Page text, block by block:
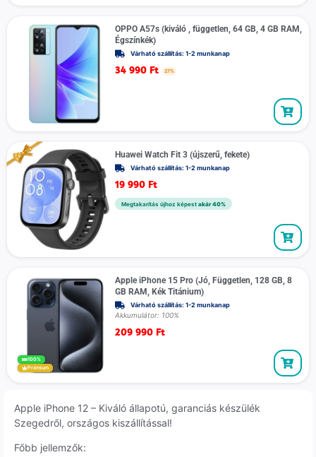
OPPO A57s (kiváló , független, 64 GB, 4 GB RAM,
Égszínkék)
Várható szállítás: 1-2 munkanap
34 990 Ft 27%
Huawei Watch Fit 3 (újszerű, fekete)
Várható szállítás: 1-2 munkanap
19 990 Ft
Megtakarítás újhoz képest akár 40%
100%
Prémium
Apple iPhone 15 Pro (Jó, Független, 128 GB, 8
GB RAM, Kék Titánium)
Várható szállítás: 1-2 munkanap
Akkumulátor: 100%
209 990 Ft
Apple iPhone 12 – Kiváló állapotú, garanciás készülék
Szegedről, országos kiszállítással!
Főbb jellemzők: